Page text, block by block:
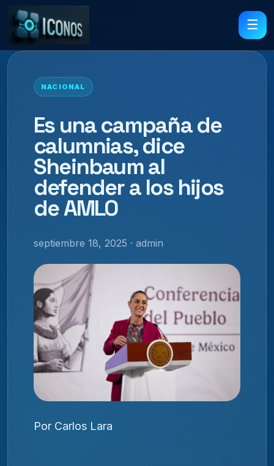
☰
NACIONAL
Es una campaña de
calumnias, dice
Sheinbaum al
defender a los hijos
de AMLO
septiembre 18, 2025 · admin
Por Carlos Lara